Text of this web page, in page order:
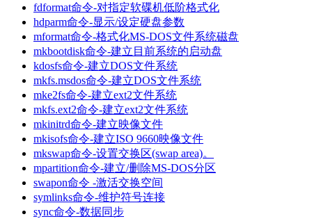
fdformat命令-对指定软碟机低阶格式化
hdparm命令-显示/设定硬盘参数
mformat命令-格式化MS-DOS文件系统磁盘
mkbootdisk命令-建立目前系统的启动盘
kdosfs命令-建立DOS文件系统
mkfs.msdos命令-建立DOS文件系统
mke2fs命令-建立ext2文件系统
mkfs.ext2命令-建立ext2文件系统
mkinitrd命令-建立映像文件
mkisofs命令-建立ISO 9660映像文件
mkswap命令-设置交换区(swap area)。
mpartition命令-建立/删除MS-DOS分区
swapon命令 -激活交换空间
symlinks命令-维护符号连接
sync命令-数据同步